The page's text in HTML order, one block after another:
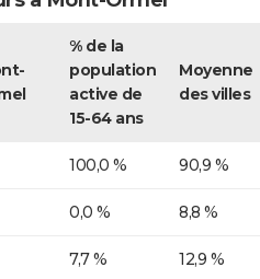
% de la
population
active de
15-64 ans
Moyenne
des villes
100,0 % 90,9 %
0,0 % 8,8 %
7,7 % 12,9 %